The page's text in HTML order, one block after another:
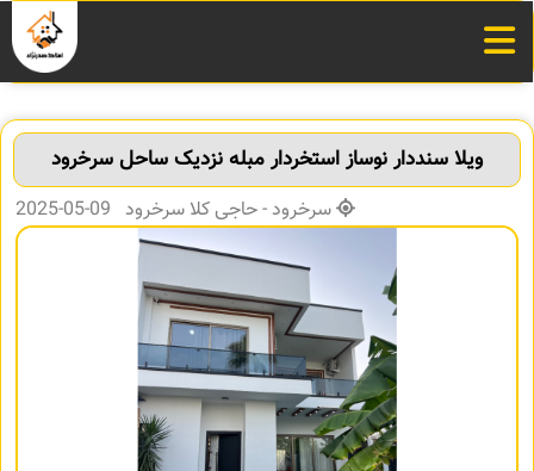
ویلا سنددار نوساز استخردار مبله نزدیک ساحل سرخرود
سرخرود - حاجی کلا سرخرود 09-05-2025